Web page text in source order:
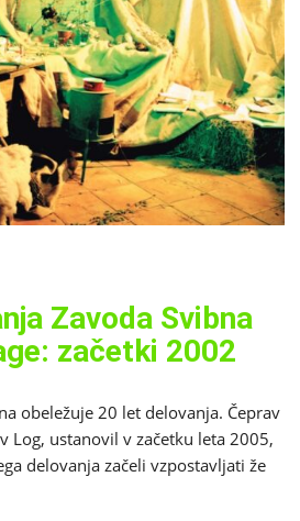
Zavoda Svibna
začetki 2002
obeležuje 20 let delovanja. Čeprav
Log, ustanovil v začetku leta 2005,
delovanja začeli vzpostavljati že